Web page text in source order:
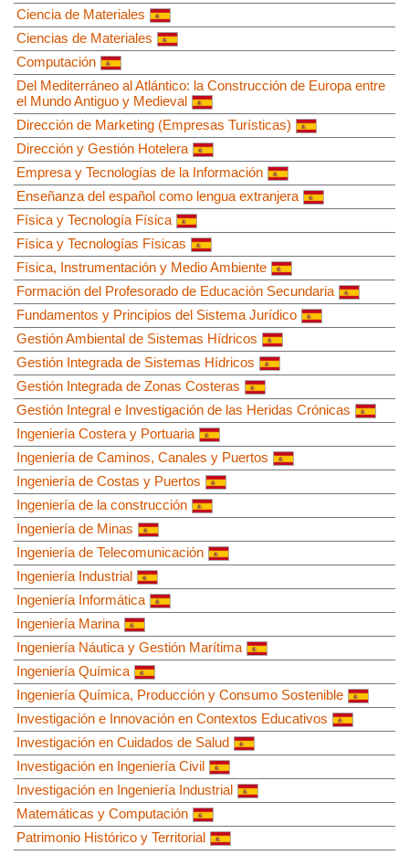
Ciencia de Materiales
Ciencias de Materiales
Computación
Del Mediterráneo al Atlántico: la Construcción de Europa entre
el Mundo Antiguo y Medieval
Dirección de Marketing (Empresas Turísticas)
Dirección y Gestión Hotelera
Empresa y Tecnologías de la Información
Enseñanza del español como lengua extranjera
Física y Tecnología Física
Física y Tecnologías Físicas
Física, Instrumentación y Medio Ambiente
Formación del Profesorado de Educación Secundaria
Fundamentos y Principios del Sistema Jurídico
Gestión Ambiental de Sistemas Hídricos
Gestión Integrada de Sistemas Hídricos
Gestión Integrada de Zonas Costeras
Gestión Integral e Investigación de las Heridas Crónicas
Ingeniería Costera y Portuaria
Ingeniería de Caminos, Canales y Puertos
Ingeniería de Costas y Puertos
Ingeniería de la construcción
Ingeniería de Minas
Ingeniería de Telecomunicación
Ingeniería Industrial
Ingeniería Informática
Ingeniería Marina
Ingeniería Náutica y Gestión Marítima
Ingeniería Química
Ingeniería Química, Producción y Consumo Sostenible
Investigación e Innovación en Contextos Educativos
Investigación en Cuidados de Salud
Investigación en Ingeniería Civil
Investigación en Ingeniería Industrial
Matemáticas y Computación
Patrimonio Histórico y Territorial